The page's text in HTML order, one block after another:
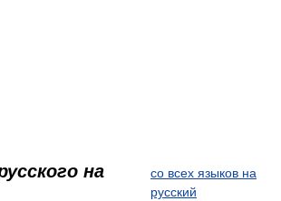
на
со всех языков на
русский